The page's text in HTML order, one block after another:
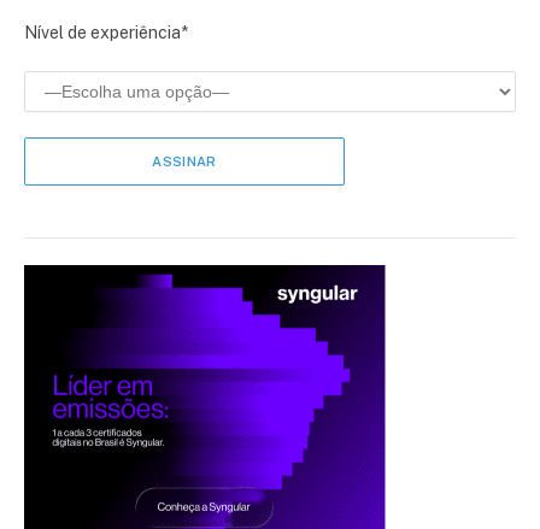
Nível de experiência*